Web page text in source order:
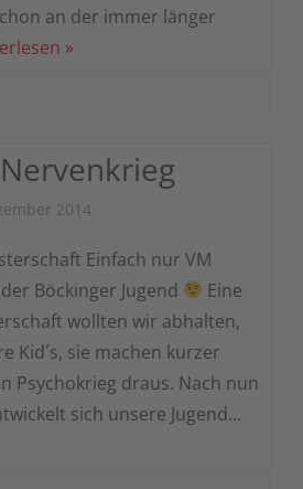
an der immer länger
»
2014
Einfach nur VM
Böckinger Jugend
Eine
wollten wir abhalten,
Kid´s, sie machen kurzer
Psychokrieg draus. Nach nun
sich unsere Jugend…